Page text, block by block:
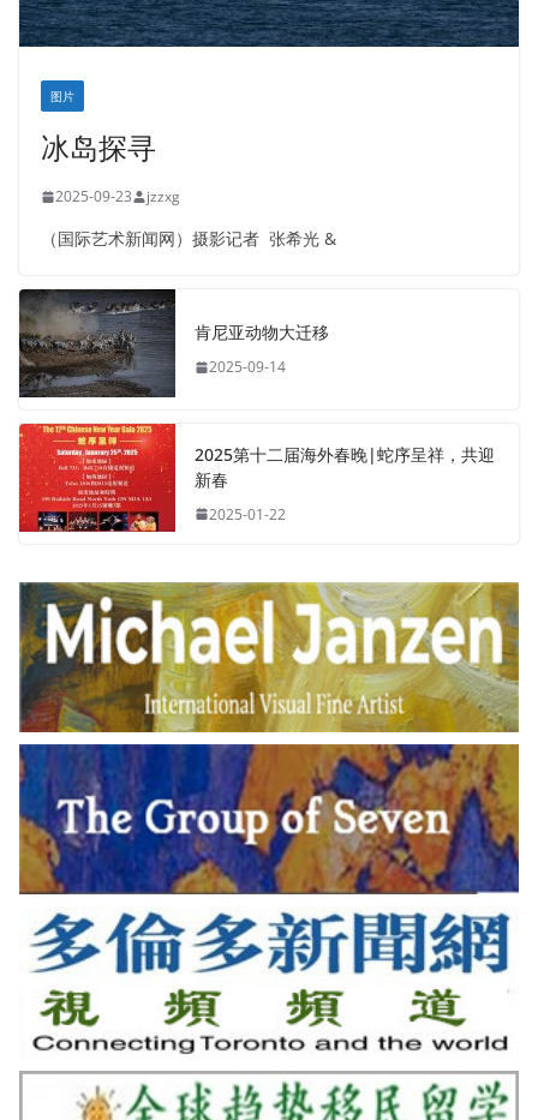
图片
冰岛探寻
2025-09-23 jzzxg
（国际艺术新闻网）摄影记者 张希光 &
肯尼亚动物大迁移
2025-09-14
2025第十二届海外春晚|蛇序呈祥，共迎
新春
2025-01-22